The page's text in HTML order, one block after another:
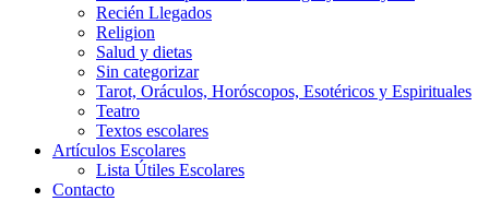
Recién Llegados
Religion
Salud y dietas
Sin categorizar
Tarot, Oráculos, Horóscopos, Esotéricos y Espirituales
Teatro
Textos escolares
Artículos Escolares
Lista Útiles Escolares
Contacto